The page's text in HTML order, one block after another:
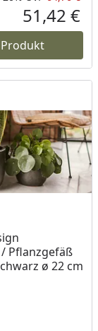
51,42 €
Pflanzgefäß
ø 22 cm